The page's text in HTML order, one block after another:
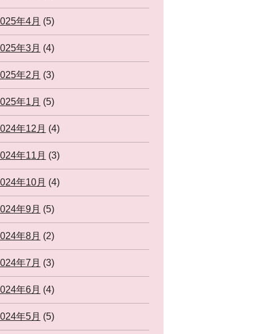
年4月 (5)
年3月 (4)
年2月 (3)
年1月 (5)
年12月 (4)
年11月 (3)
年10月 (4)
年9月 (5)
年8月 (2)
年7月 (3)
年6月 (4)
年5月 (5)